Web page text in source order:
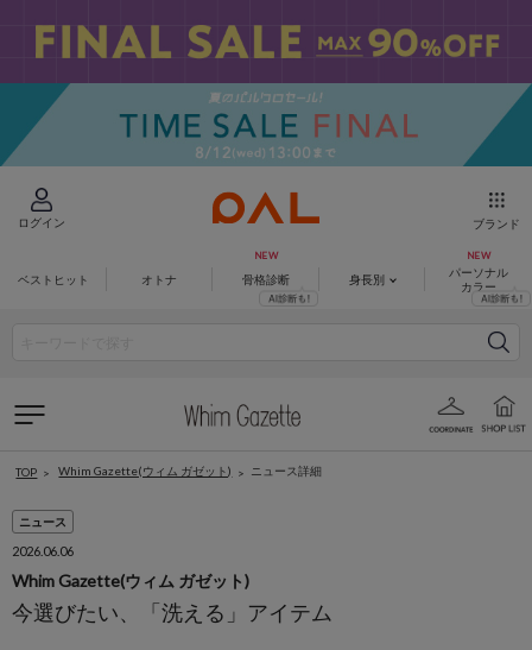
ログイン ブランド
ベストヒット オトナ 骨格診断 身長別
パーソナル
カラー
TOP Whim Gazette(ウィム ガゼット) ニュース詳細
ニュース
2026.06.06
Whim Gazette(ウィム ガゼット)
今選びたい、「洗える」アイテム